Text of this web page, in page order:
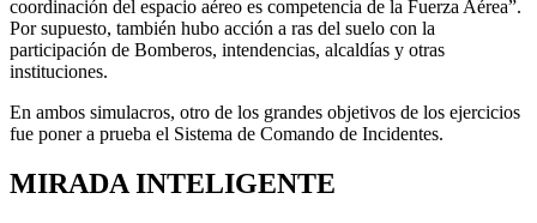
coordinación del espacio aéreo es competencia de la Fuerza Aérea”.
Por supuesto, también hubo acción a ras del suelo con la
participación de Bomberos, intendencias, alcaldías y otras
instituciones.
En ambos simulacros, otro de los grandes objetivos de los ejercicios
fue poner a prueba el Sistema de Comando de Incidentes.
MIRADA INTELIGENTE